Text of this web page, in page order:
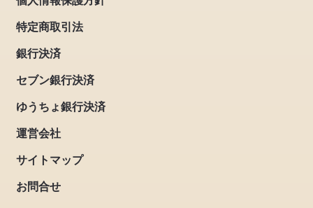
特定商取引法
銀行決済
セブン銀行決済
ゆうちょ銀行決済
運営会社
サイトマップ
お問合せ